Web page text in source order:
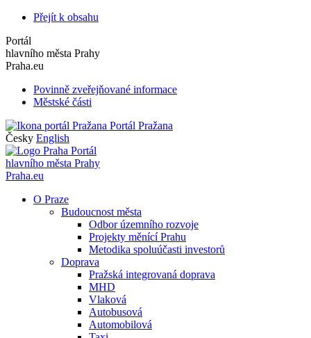
Přejít k obsahu
Portál
hlavního města Prahy
Praha.eu
Povinně zveřejňované informace
Městské části
Portál Pražana
Česky English
Portál
hlavního města Prahy
Praha.eu
O Praze
Budoucnost města
Odbor územního rozvoje
Projekty měnící Prahu
Metodika spoluúčasti investorů
Doprava
Pražská integrovaná doprava
MHD
Vlaková
Autobusová
Automobilová